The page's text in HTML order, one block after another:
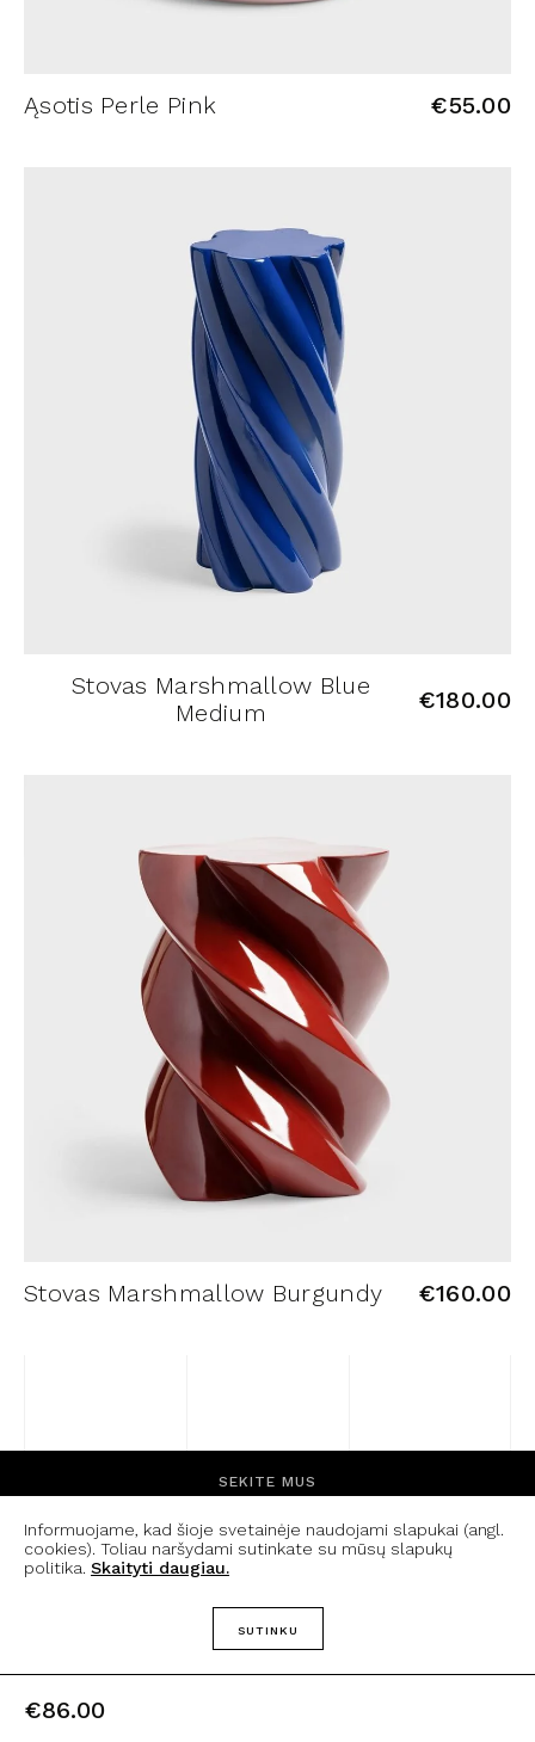
€86.00
Ąsotis Perle Pink €55.00
Stovas Marshmallow Blue
Medium
€180.00
Stovas Marshmallow Burgundy €160.00
Informuojame, kad šioje svetainėje naudojami slapukai (angl.
cookies). Toliau naršydami sutinkate su mūsų slapukų
politika. Skaityti daugiau.
SUTINKU
SEKITE MUS
FACEBOOK INSTAGRAM